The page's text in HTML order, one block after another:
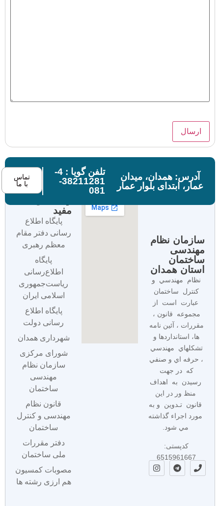
آدرس: همدان، میدان
عمار، ابتدای بلوار عمار
تلفن گویا : 4-
38211281-
081
تماس
با ما
سازمان نظام
مهندسی
ساختمان
استان همدان
نظام مهندسي و
كنترل ساختمان
عبارت است از
مجموعه قانون ،
مقررات ، آئين نامه
ها، استانداردها و
تشكلهاي مهندسي
، حرفه اي و صنفي
كه در جهت
رسيدن به اهداف
منظ ور در اين
قانون تـدوين و به
مورد اجراء گذاشته
مي شود.
کدپستی:
6515961667
مفید
پایگاه اطلاع
رسانی دفتر مقام
معظم رهبری
پایگاه
اطلاع‌رسانی
ریاست‌جمهوری
اسلامی ایران
پایگاه اطلاع
رسانی دولت
شهرداری همدان
شورای مرکزی
سازمان نظام
مهندسی
ساختمان
قانون نظام
مهندسی و کنترل
ساختمان
دفتر مقررات
ملی ساختمان
مصوبات کمسیون
هم ارزی رشته ها